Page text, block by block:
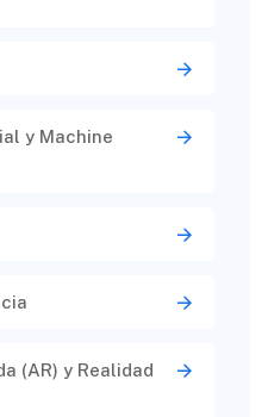
y Machine
(AR) y Realidad